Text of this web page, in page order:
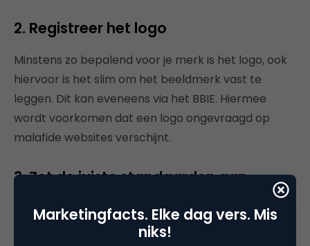
2. Registreer het logo
Minstens zo bepalend voor je merk is het logo, ook
hiervoor is het slim om het beeldmerk vast te
leggen. Dit kan eveneens via het BBIE. Hiermee
wordt voorkomen dat een logo ongevraagd op
malafide websites verschijnt.
3. Zet de juiste standaarden aan
Als je wilt voorkomen dat een domeinnaam wordt
misbruikt voor e-mailspoofing of CEO-fraude, kan
Marketingfacts. Elke dag vers. Mis
niks!